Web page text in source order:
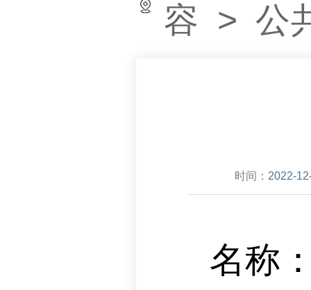
容 > 公
时间： 2022-
名称